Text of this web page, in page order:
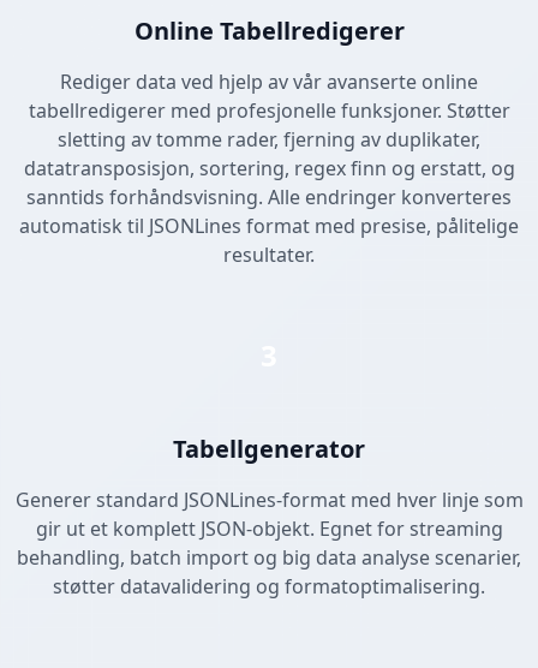
Online Tabellredigerer
Rediger data ved hjelp av vår avanserte online
tabellredigerer med profesjonelle funksjoner. Støtter
sletting av tomme rader, fjerning av duplikater,
datatransposisjon, sortering, regex finn og erstatt, og
sanntids forhåndsvisning. Alle endringer konverteres
automatisk til JSONLines format med presise, pålitelige
resultater.
Tabellgenerator
Generer standard JSONLines-format med hver linje som
gir ut et komplett JSON-objekt. Egnet for streaming
behandling, batch import og big data analyse scenarier,
støtter datavalidering og formatoptimalisering.